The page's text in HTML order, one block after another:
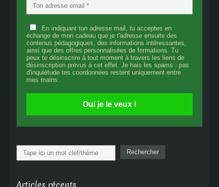
En indiquant ton adresse mail, tu acceptes en
échange de mon cadeau que je t'adresse ensuite des
contenus pédagogiques, des informations intéressantes,
ainsi que des offres personnalisées de formations. Tu
peux te désinscrire à tout moment à travers les liens de
désinscription prévus à cet effet. Je hais les spams : pas
d'inquiétude tes coordonnées restent uniquement entre
mes mains.
Oui je le veux !
Rechercher Rechercher